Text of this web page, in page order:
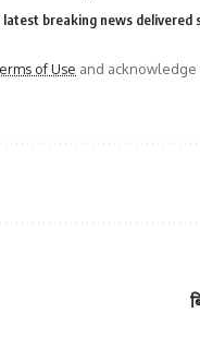
latest breaking news delivered
of Use and acknowledge